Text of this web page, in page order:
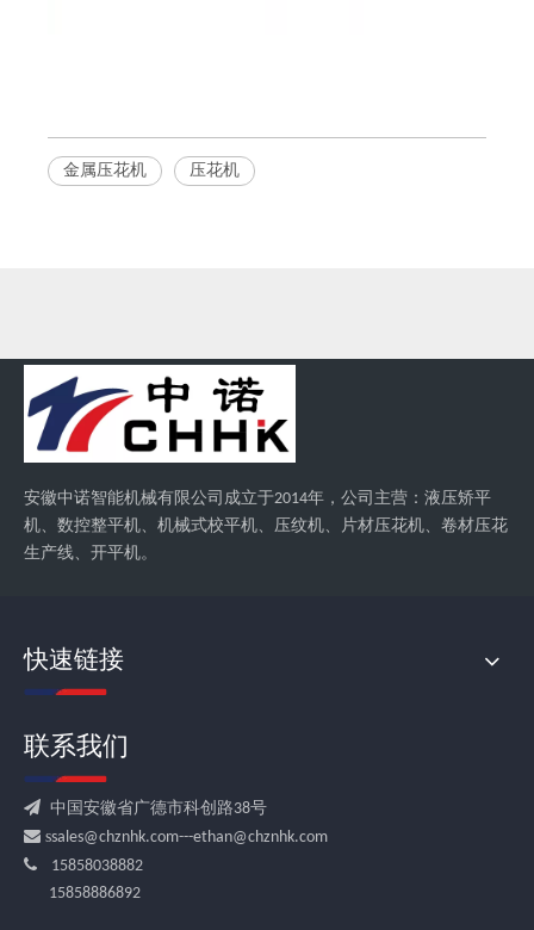
金属压花机 压花机
安徽中诺智能机械有限公司成立于2014年，公司主营：液压矫平
机、数控整平机、机械式校平机、压纹机、片材压花机、卷材压花
生产线、开平机。
快速链接
联系我们
 中国安徽省广德市科创路38号
 ssales@chznhk.com---ethan@chznhk.com
 15858038882
15858886892